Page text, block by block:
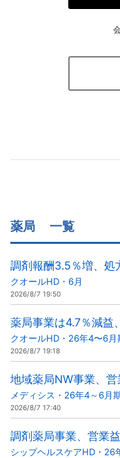
薬局 一覧
調剤報酬3.5％増、処
クオールHD・6月
2026/8/7 19:50
薬局事業は4.7％減益
クオールHD・26年4〜6月
2026/8/7 19:18
地域薬局NW事業、
メディシス・26年4～6月
2026/8/7 17:40
調剤薬局事業、営業
シップヘルスケアHD・26